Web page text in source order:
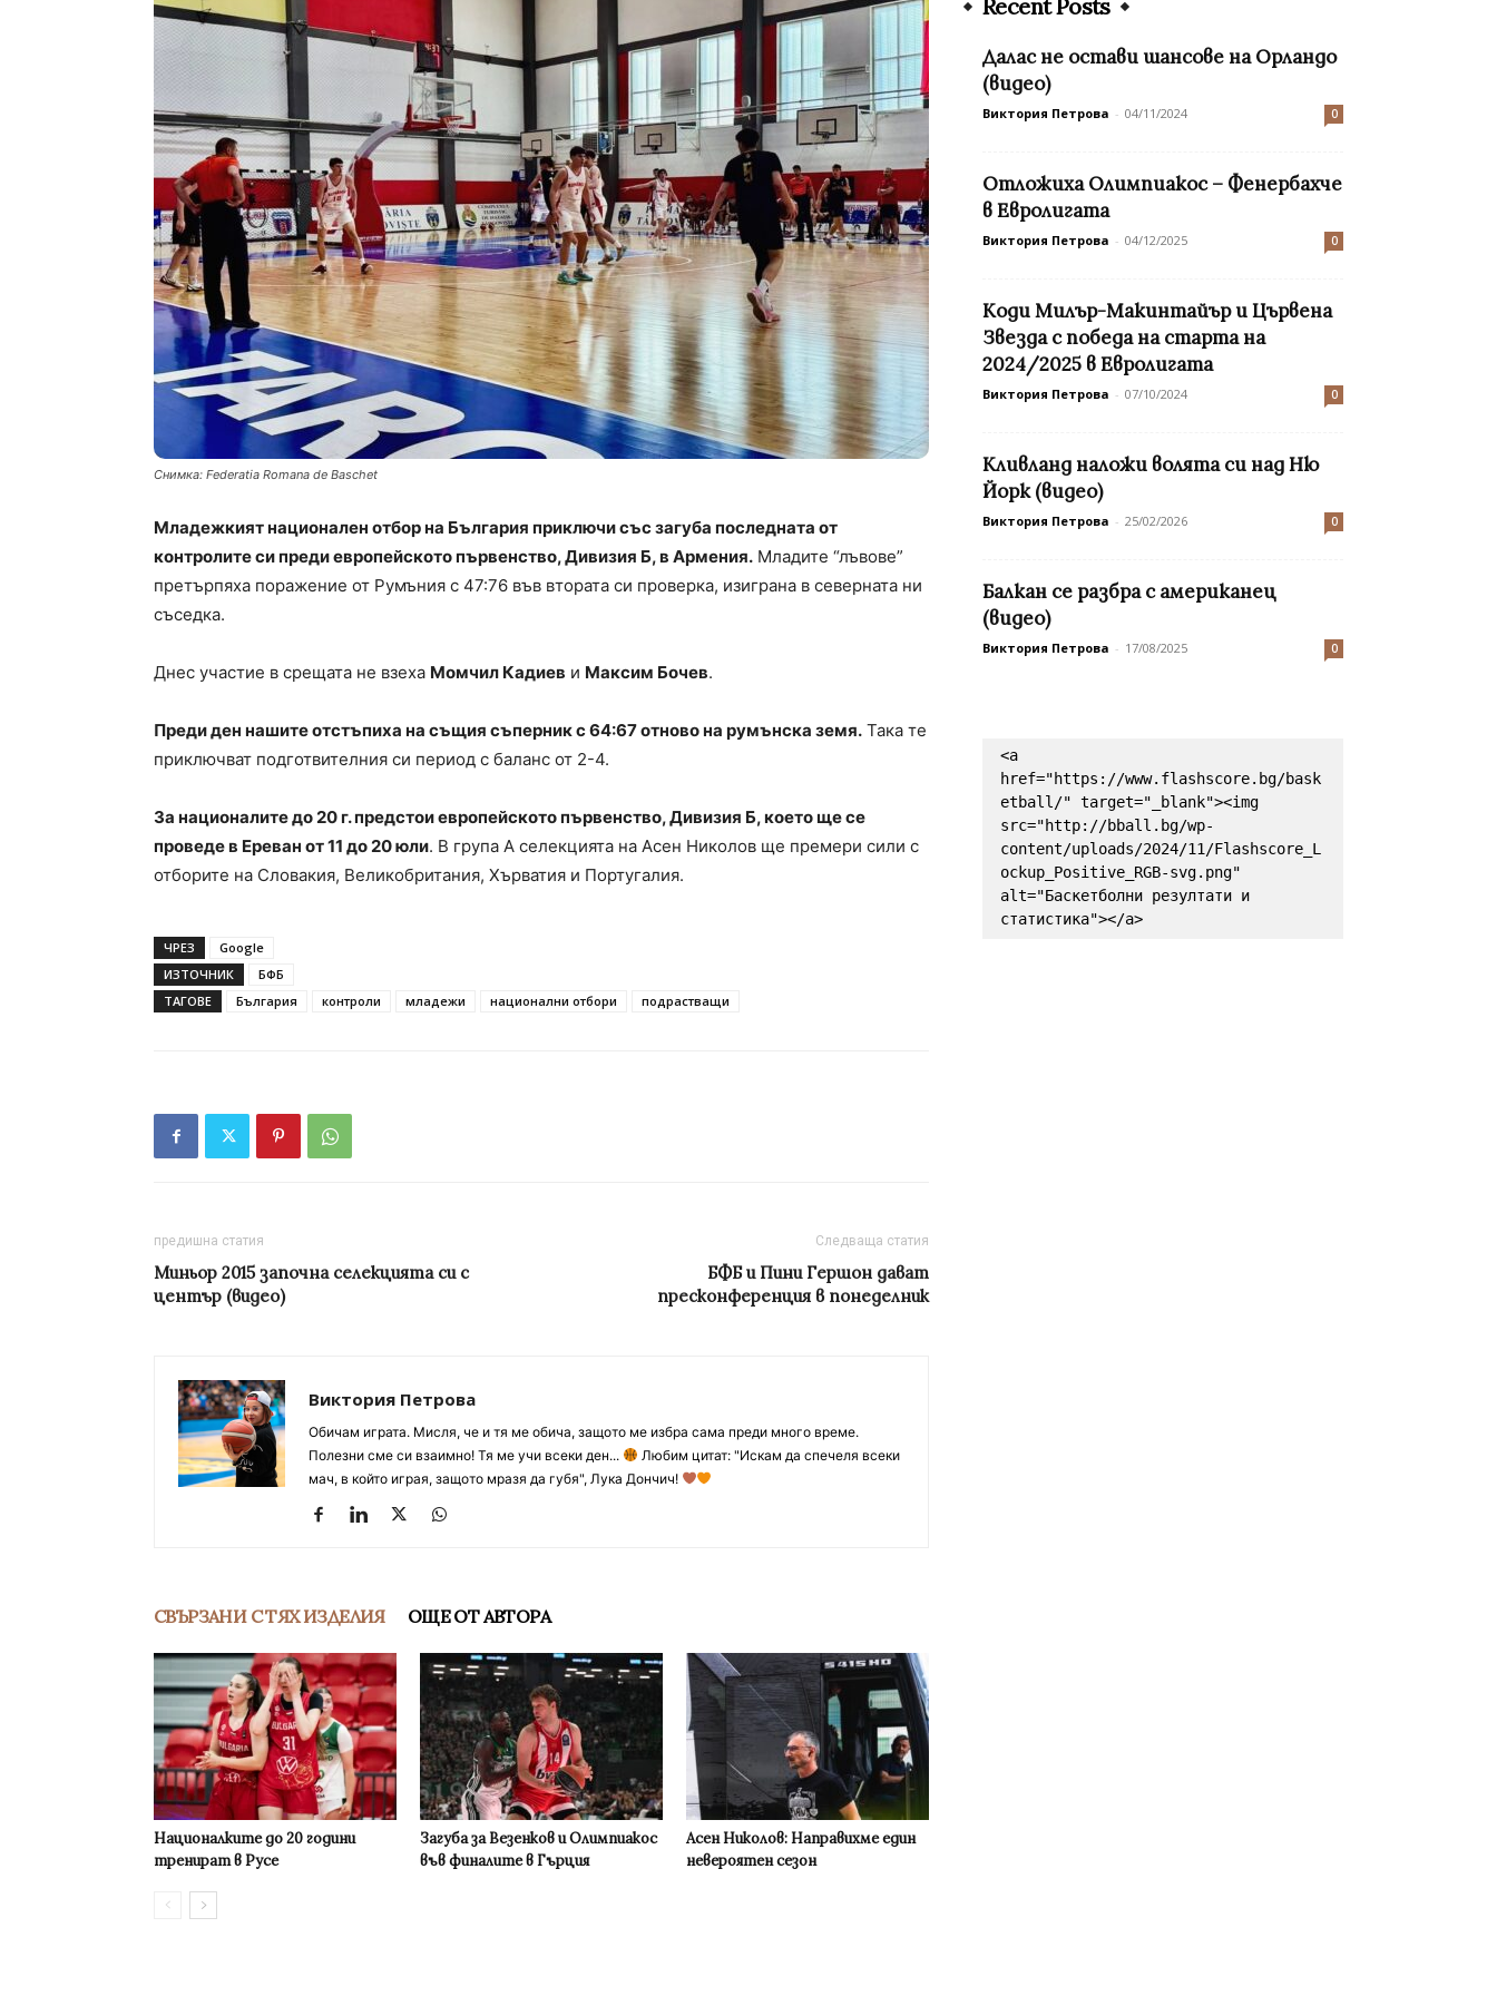
Снимка: Federatia Romana de Baschet
Младежкият национален отбор на България приключи със загуба последната от
контролите си преди европейското първенство, Дивизия Б, в Армения. Младите “лъвове”
претърпяха поражение от Румъния с 47:76 във втората си проверка, изиграна в северната ни
съседка.
Днес участие в срещата не взеха Момчил Кадиев и Максим Бочев.
Преди ден нашите отстъпиха на същия съперник с 64:67 отново на румънска земя. Така те
приключват подготвителния си период с баланс от 2-4.
За националите до 20 г. предстои европейското първенство, Дивизия Б, което ще се
проведе в Ереван от 11 до 20 юли. В група А селекцията на Асен Николов ще премери сили с
отборите на Словакия, Великобритания, Хърватия и Португалия.
ЧРЕЗ
Google
ИЗТОЧНИК
БФБ
ТАГОВЕ
България контроли младежи национални отбори подрастващи
предишна статия
Миньор 2015 започна селекцията си с
център (видео)
Следваща статия
БФБ и Пини Гершон дават
пресконференция в понеделник
Виктория Петрова
Обичам играта. Мисля, че и тя ме обича, защото ме избра сама преди много време.
Полезни сме си взаимно! Тя ме учи всеки ден...
Любим цитат: "Искам да спечеля всеки
мач, в който играя, защото мразя да губя", Лука Дончич!
СВЪРЗАНИ С ТЯХ ИЗДЕЛИЯ ОЩЕ ОТ АВТОРА
Националките до 20 години
тренират в Русе
Загуба за Везенков и Олимпиакос
във финалите в Гърция
Асен Николов: Направихме един
невероятен сезон
Recent Posts
Далас не остави шансове на Орландо
(видео)
Виктория Петрова - 04/11/2024 0
Отложиха Олимпиакос – Фенербахче
в Евролигата
Виктория Петрова - 04/12/2025 0
Коди Милър-Макинтайър и Цървена
Звезда с победа на старта на
2024/2025 в Евролигата
Виктория Петрова - 07/10/2024 0
Кливланд наложи волята си над Ню
Йорк (видео)
Виктория Петрова - 25/02/2026 0
Балкан се разбра с американец
(видео)
Виктория Петрова - 17/08/2025 0
<a
href="https://www.flashscore.bg/bask
etball/" target="_blank"><img
src="http://bball.bg/wp-
content/uploads/2024/11/Flashscore_L
ockup_Positive_RGB-svg.png"
alt="Баскетболни резултати и
статистика"></a>